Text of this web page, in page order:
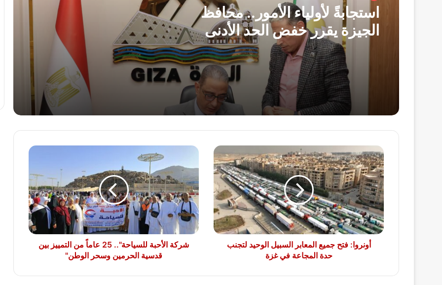
استجابةً لأولياء الأمور.. محافظ
الجيزة يقرر خفض الحد الأدنى
لتنسيق الثانوية العامة إلى 225
درجة
زلزال الفجر.. وزيرة التضامن توجه بتفعيل
خطة الطوارئ لفرق الإغاثة بالمحافظات فور
شعور المواطنين بالهزة الأرضية..
نقيب معلمين دير مو اس يتقدم بخالص
التهاني والشكر لفخامة الرئيس عبد الفتاح
السيسي رئيس الجمهورية
رئيس الوزراء للمصريين بالخارج: أنتم جزء
من الأرصاد بسبب ذروة ارتفاع الحرارة
مصر تهيب بوسائل الإعلام الأجنبية تحري
الدقة في تناول حادث استهداف السفينتين
بميناء دمياط
أونروا:
فتح
جميع
المعابر
السبيل
الوحيد
لتجنب
حدة
المجاعة
أونروا: فتح جميع المعابر السبيل الوحيد لتجنب
حدة المجاعة في غزة
شركة
للسياحة"..
25
عاماً
من
التمييز
بين
قدسية
الحرمين
شركة الأحبة للسياحة".. 25 عاماً من التمييز بين
قدسية الحرمين وسحر الوطن"